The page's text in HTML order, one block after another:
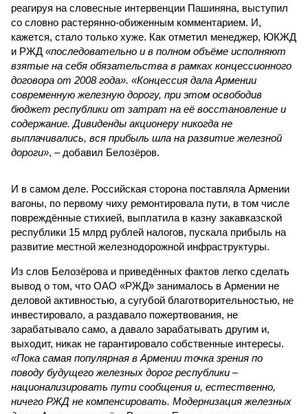
реагируя на словесные интервенции Пашиняна, выступил
со словно растерянно-обиженным комментарием. И,
кажется, стало только хуже. Как отметил менеджер, ЮКЖД
и РЖД «последовательно и в полном объёме исполняют
взятые на себя обязательства в рамках концессионного
договора от 2008 года». «Концессия дала Армении
современную железную дорогу, при этом освободив
бюджет республики от затрат на её восстановление и
содержание. Дивиденды акционеру никогда не
выплачивались, вся прибыль шла на развитие железной
дороги», – добавил Белозёров.
И в самом деле. Российская сторона поставляла Армении
вагоны, по первому чиху ремонтировала пути, в том числе
повреждённые стихией, выплатила в казну закавказской
республики 15 млрд рублей налогов, пускала прибыль на
развитие местной железнодорожной инфраструктуры.
Из слов Белозёрова и приведённых фактов легко сделать
вывод о том, что ОАО «РЖД» занималось в Армении не
деловой активностью, а сугубой благотворительностью, не
инвестировало, а раздавало пожертвования, не
зарабатывало само, а давало зарабатывать другим и,
выходит, никак не гарантировало собственные интересы.
«Пока самая популярная в Армении точка зрения по
поводу будущего железных дорог рес­публики –
национализировать пути сообщения и, естественно,
ничего РЖД не компенсировать. Модернизация железных